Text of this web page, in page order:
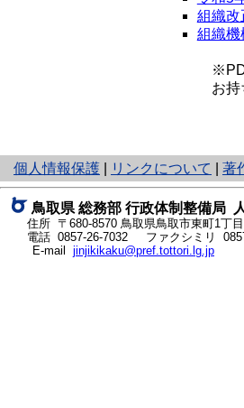
組織改
組織機
お持
個人情報保護
と
り
ネ
ッ
ト
へ
リンクについて 著
鳥取県 総務部 行政体制整備局
住所 〒680-8570 鳥取県鳥取市東町1丁
電話 0857-26-7032
ファクシミリ
E-mail jinjikikaku@pref.tottori.lg.jp